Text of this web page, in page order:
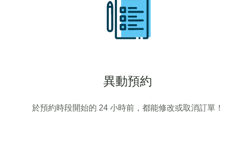
異動預約
於預約時段開始的 24 小時前，都能修改或取消訂單！